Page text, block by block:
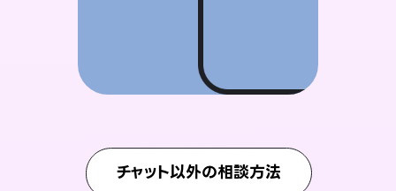
チャット以外の相談方法